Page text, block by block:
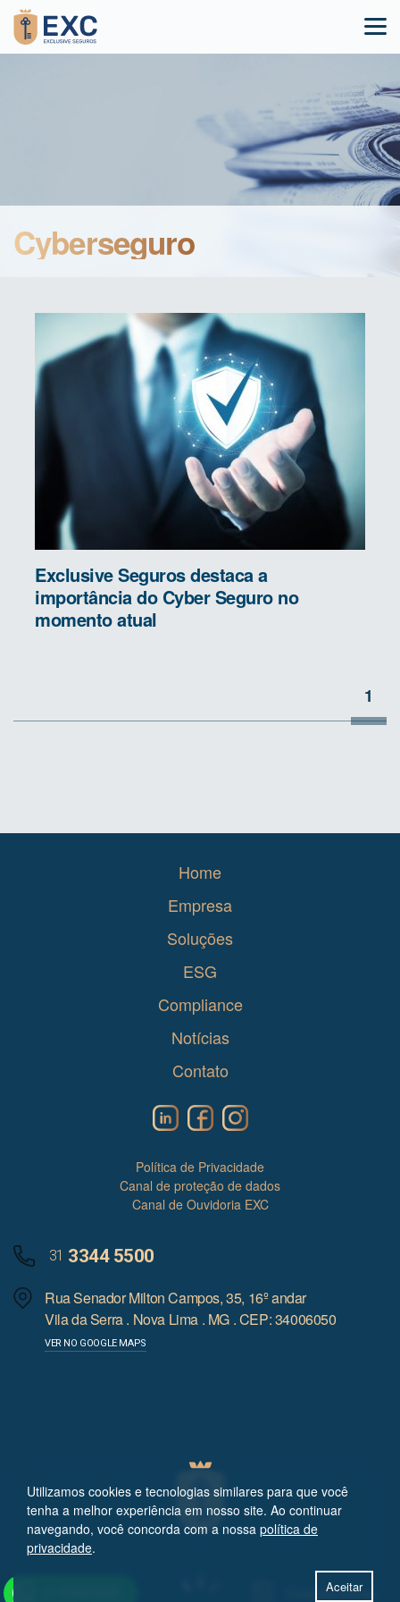
Cyberseguro
Exclusive Seguros destaca a
importância do Cyber Seguro no
momento atual
1
Home
Empresa
Soluções
ESG
Compliance
Notícias
Contato
Política de Privacidade
Canal de proteção de dados
Canal de Ouvidoria EXC
31 3344 5500
Rua Senador Milton Campos, 35, 16º andar
Vila da Serra . Nova Lima . MG . CEP: 34006050
VER NO GOOGLE MAPS
Cotação online
Utilizamos cookies e tecnologias similares para que você
tenha a melhor experiência em nosso site. Ao continuar
navegando, você concorda com a nossa política de
privacidade.
Aceitar